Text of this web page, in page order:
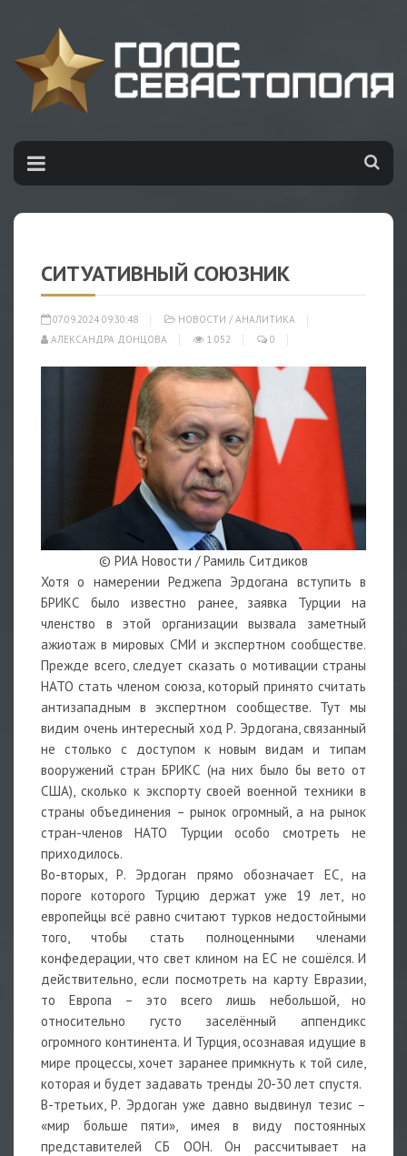
СИТУАТИВНЫЙ СОЮЗНИК
07.09.2024 09:30:48 НОВОСТИ / АНАЛИТИКА
АЛЕКСАНДРА ДОНЦОВА
1 052 0
© РИА Новости / Рамиль Ситдиков
Хотя о намерении Реджепа Эрдогана вступить в
БРИКС было известно ранее, заявка Турции на
членство в этой организации вызвала заметный
ажиотаж в мировых СМИ и экспертном сообществе.
Прежде всего, следует сказать о мотивации страны
НАТО стать членом союза, который принято считать
антизападным в экспертном сообществе. Тут мы
видим очень интересный ход Р. Эрдогана, связанный
не столько с доступом к новым видам и типам
вооружений стран БРИКС (на них было бы вето от
США), сколько к экспорту своей военной техники в
страны объединения – рынок огромный, а на рынок
стран-членов НАТО Турции особо смотреть не
приходилось.
Во-вторых, Р. Эрдоган прямо обозначает ЕС, на
пороге которого Турцию держат уже 19 лет, но
европейцы всё равно считают турков недостойными
того, чтобы стать полноценными членами
конфедерации, что свет клином на ЕС не сошёлся. И
действительно, если посмотреть на карту Евразии,
то Европа – это всего лишь небольшой, но
относительно густо заселённый аппендикс
огромного континента. И Турция, осознавая идущие в
мире процессы, хочет заранее примкнуть к той силе,
которая и будет задавать тренды 20-30 лет спустя.
В-третьих, Р. Эрдоган уже давно выдвинул тезис –
«мир больше пяти», имея в виду постоянных
представителей СБ ООН. Он рассчитывает на